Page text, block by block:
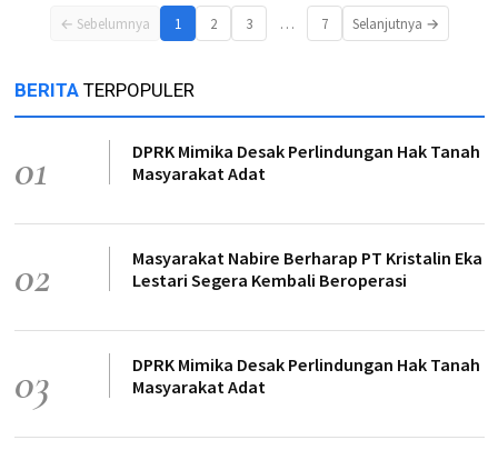
← Sebelumnya 1 2 3 … 7 Selanjutnya →
BERITA TERPOPULER
01
DPRK Mimika Desak Perlindungan Hak Tanah
Masyarakat Adat
02
Masyarakat Nabire Berharap PT Kristalin Eka
Lestari Segera Kembali Beroperasi
03
DPRK Mimika Desak Perlindungan Hak Tanah
Masyarakat Adat